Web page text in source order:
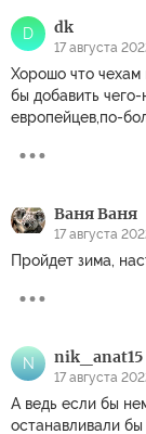
D dk
17 августа
Хорошо что чехам
бы добавить
европейцев,по-
Ваня Ваня
17 августа
Пройдет зима,
N nik_anat15
17 августа
А ведь если бы
останавливали